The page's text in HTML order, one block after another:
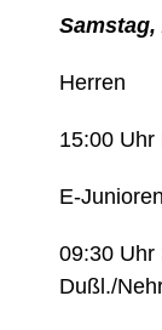
Samstag,
Herren
15:00 Uhr
E-Junioren
09:30 Uhr
Dußl./